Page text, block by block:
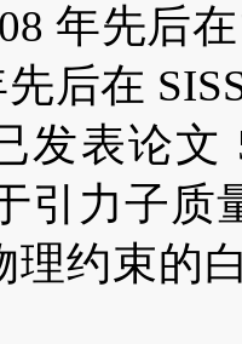
年先后
后在
发表论文
引力子
约束的